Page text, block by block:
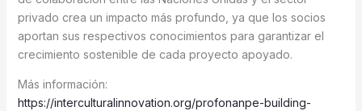
privado crea un impacto más profundo, ya que los socios
aportan sus respectivos conocimientos para garantizar el
crecimiento sostenible de cada proyecto apoyado.
Más información:
https://interculturalinnovation.org/profonanpe-building-